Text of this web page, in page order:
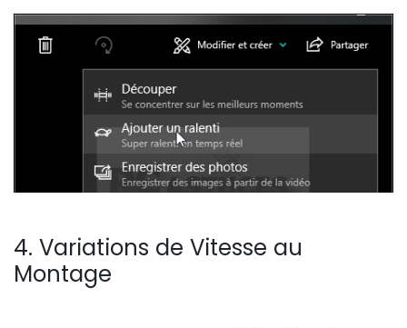
4. Variations de Vitesse au
Montage